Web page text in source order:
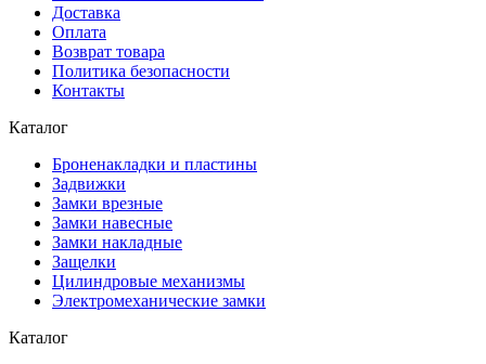
Доставка
Оплата
Возврат товара
Политика безопасности
Контакты
Каталог
Броненакладки и пластины
Задвижки
Замки врезные
Замки навесные
Замки накладные
Защелки
Цилиндровые механизмы
Электромеханические замки
Каталог